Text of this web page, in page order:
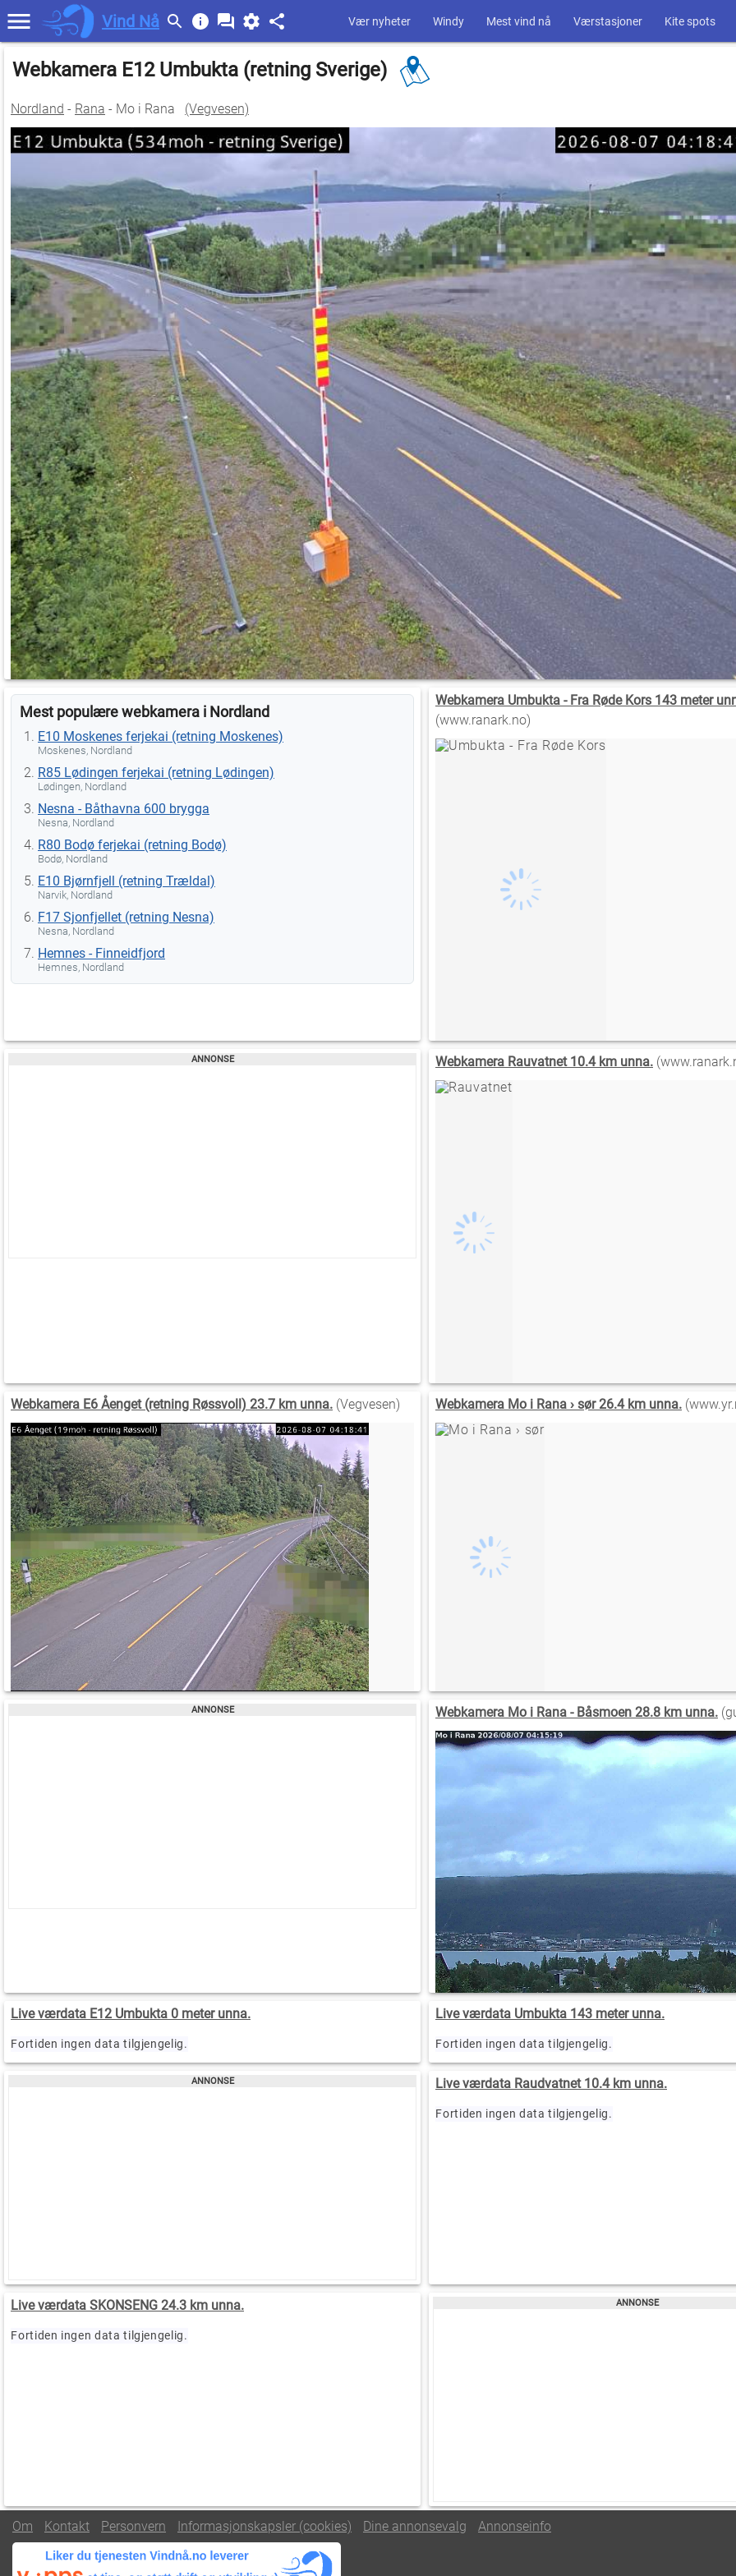
Vind Nå Vær nyheter Windy Mest vind nå Værstasjoner Kite spots
Webkamera E12 Umbukta (retning Sverige)
Nordland - Rana - Mo i Rana (Vegvesen)
Mest populære webkamera i Nordland
E10 Moskenes ferjekai (retning Moskenes)
Moskenes, Nordland
R85 Lødingen ferjekai (retning Lødingen)
Lødingen, Nordland
Nesna - Båthavna 600 brygga
Nesna, Nordland
R80 Bodø ferjekai (retning Bodø)
Bodø, Nordland
E10 Bjørnfjell (retning Trældal)
Narvik, Nordland
F17 Sjonfjellet (retning Nesna)
Nesna, Nordland
Hemnes - Finneidfjord
Hemnes, Nordland
Webkamera Umbukta - Fra Røde Kors 143 meter
(www.ranark.no)
Webkamera Rauvatnet 10.4 km unna.
Webkamera E6 Åenget (retning Røssvoll) 23.7 km unna. (Vegvesen) Webkamera Mo i Rana › sør 26.4 km unna.
Webkamera Mo i Rana - Båsmoen 28.8 km unna.
Live værdata E12 Umbukta 0 meter unna.
Fortiden ingen data tilgjengelig.
Live værdata Umbukta 143 meter unna.
Fortiden ingen data tilgjengelig.
Live værdata Raudvatnet 10.4 km unna.
Fortiden ingen data tilgjengelig.
Live værdata SKONSENG 24.3 km unna.
Fortiden ingen data tilgjengelig.
Om Kontakt Personvern Informasjonskapsler (cookies) Dine annonsevalg Annonseinfo